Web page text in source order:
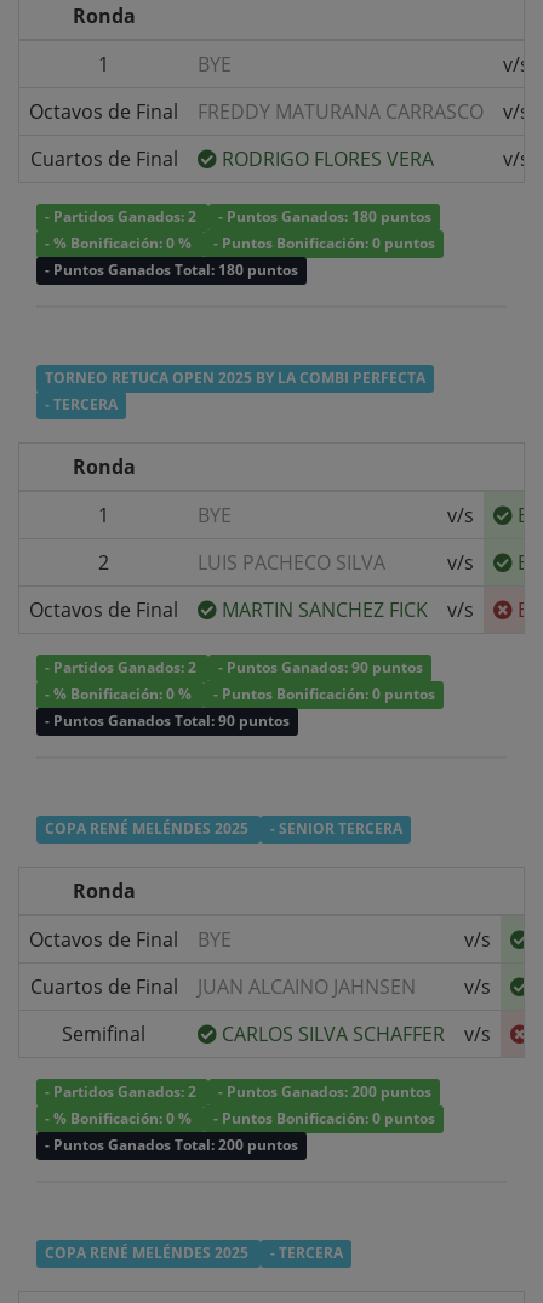
Ronda
1
BYE
v/s
Octavos de Final
FREDDY MATURANA CARRASCO
v/s
Cuartos de Final
RODRIGO FLORES VERA v/s
- Partidos Ganados: 2
- Puntos Ganados: 180 puntos
- % Bonificación: 0 %
- Puntos Bonificación: 0 puntos
- Puntos Ganados Total: 180 puntos
TORNEO RETUCA OPEN 2025 BY LA COMBI PERFECTA
- TERCERA
Ronda
1
BYE v/s
2
LUIS PACHECO SILVA v/s
Octavos de Final
MARTIN SANCHEZ FICK v/s
- Partidos Ganados: 2
- Puntos Ganados: 90 puntos
- % Bonificación: 0 %
- Puntos Bonificación: 0 puntos
- Puntos Ganados Total: 90 puntos
COPA RENÉ MELÉNDES 2025 - SENIOR TERCERA
Ronda
Octavos de Final
BYE v/s
Cuartos de Final
JUAN ALCAINO JAHNSEN v/s
Semifinal
CARLOS SILVA SCHAFFER v/s
- Partidos Ganados: 2
- Puntos Ganados: 200 puntos
- % Bonificación: 0 %
- Puntos Bonificación: 0 puntos
- Puntos Ganados Total: 200 puntos
COPA RENÉ MELÉNDES 2025 - TERCERA